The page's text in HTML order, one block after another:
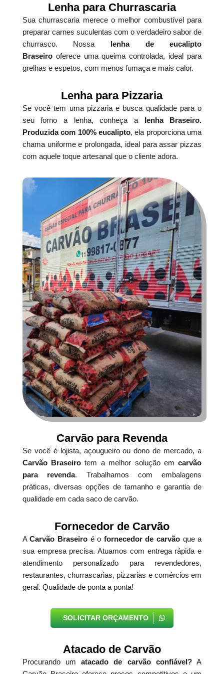
Lenha para Churrascaria
Sua churrascaria merece o melhor combustível para
preparar carnes suculentas com o verdadeiro sabor de
churrasco. Nossa lenha de eucalipto
Braseirooferece uma queima controlada, ideal para
grelhas e espetos, com menos fumaça e mais calor.
Lenha para Pizzaria
Se você tem uma pizzaria e busca qualidade para o
seu forno a lenha, conheça a lenha Braseiro.
Produzida com 100% eucalipto, ela proporciona uma
chama uniforme e prolongada, ideal para assar pizzas
com aquele toque artesanal que o cliente adora.
Carvão para Revenda
Se você é lojista, açougueiro ou dono de mercado, a
Carvão Braseiro tem a melhor solução emcarvão
para revenda. Trabalhamos com embalagens
práticas, diversas opções de tamanho e garantia de
qualidade em cada saco de carvão.
Fornecedor de Carvão
ACarvão Braseiro é o fornecedor de carvão que a
sua empresa precisa. Atuamos com entrega rápida e
atendimento personalizado para revendedores,
restaurantes, churrascarias, pizzarias e comércios em
geral. Qualidade de ponta a ponta!
SOLICITAR ORÇAMENTO
Atacado de Carvão
Procurando umatacado de carvão confiável?A